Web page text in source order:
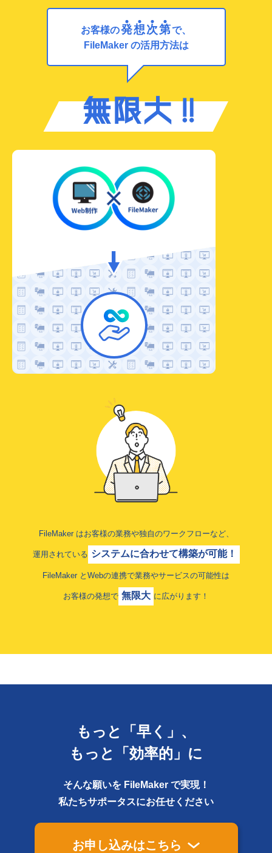
お客様の発想次第で、
FileMaker の活用方法は
無限大‼
FileMaker はお客様の業務や独自のワークフローなど、
運用されている システムに合わせて構築が可能！
FileMaker とWebの連携で業務やサービスの可能性は
お客様の発想で 無限大 に広がります！
もっと「早く 」、
もっと「効率的 」に
そんな願いを FileMaker で実現！
私たちサポータスにお任せください
お申し込みはこちら